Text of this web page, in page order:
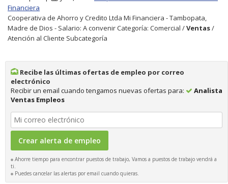
Financiera
Cooperativa de Ahorro y Credito Ltda Mi Financiera - Tambopata,
Madre de Dios - Salario: A convenir Categoría: Comercial /Ventas/
Atención al Cliente Subcategoría
Recibe las últimas ofertas de empleo por correo
electrónico
Recibir un email cuando tengamos nuevas ofertas para:
Analista
Ventas Empleos
Ahorre tiempo para encontrar puestos de trabajo, Vamos a puestos de trabajo vendrá a
ti.
Puedes cancelar las alertas por email cuando quieras.